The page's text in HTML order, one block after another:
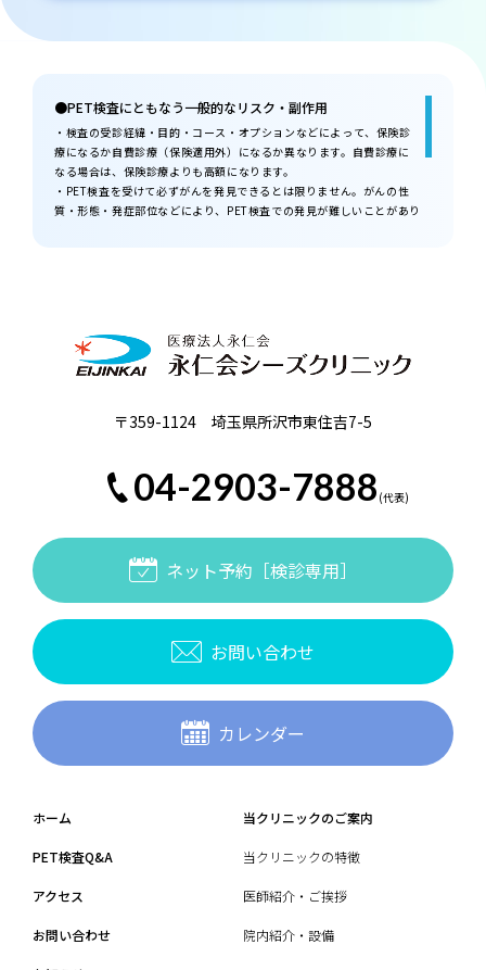
●PET検査にともなう一般的なリスク・副作用
・検査の受診経緯・目的・コース・オプションなどによって、保険診
療になるか自費診療（保険適用外）になるか異なります。自費診療に
なる場合は、保険診療よりも高額になります。
・PET検査を受けて必ずがんを発見できるとは限りません。がんの性
質・形態・発症部位などにより、PET検査での発見が難しいことがあり
あります。
〒359-1124 埼玉県所沢市東住吉7-5
04-2903-7888
ネット予約［検診専用］
お問い合わせ
カレンダー
ホーム
PET検査Q&A
アクセス
お問い合わせ
当クリニックのご案内
当クリニックの特徴
医師紹介・ご挨拶
院内紹介・設備